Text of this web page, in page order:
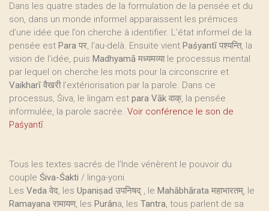
Dans les quatre stades de la formulation de la pensée et du
son, dans un monde informel apparaissent les prémices
d’une idée que l’on cherche à identifier. L’état informel de la
pensée est Para पर, l’au-delà. Ensuite vient Paśyantīपश्यन्ति, la
vision de l’idée, puis Madhyamā मध्यमव्या le processus mental
par lequel on cherche les mots pour la circonscrire et
Vaikharīवैखरी l’extériorisation par la parole. Dans ce
processus, Śiva, le lingam est para Vāk वाक्, la pensée
informulée, la parole sacrée. Voir conférence le son de
Paśyantī.
Tous les textes sacrés de l’Inde vénèrent le pouvoir du
couple Śiva-Śakti / linga-yoni.
Les Veda वेद, les Upaniṣad उपनिषद् , le Mahābhārata महाभारतम्, le
Ramayana रामायण, les Purâna, les Tantra, tous parlent de sa